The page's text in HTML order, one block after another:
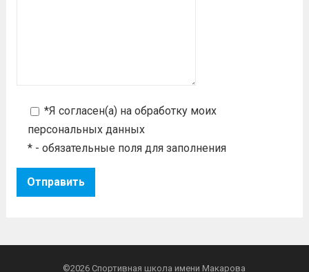
*Я согласен(а) на обработку моих
персональных данных
* - обязательные поля для заполнения
©2026 Спортивная школа имени Макарова